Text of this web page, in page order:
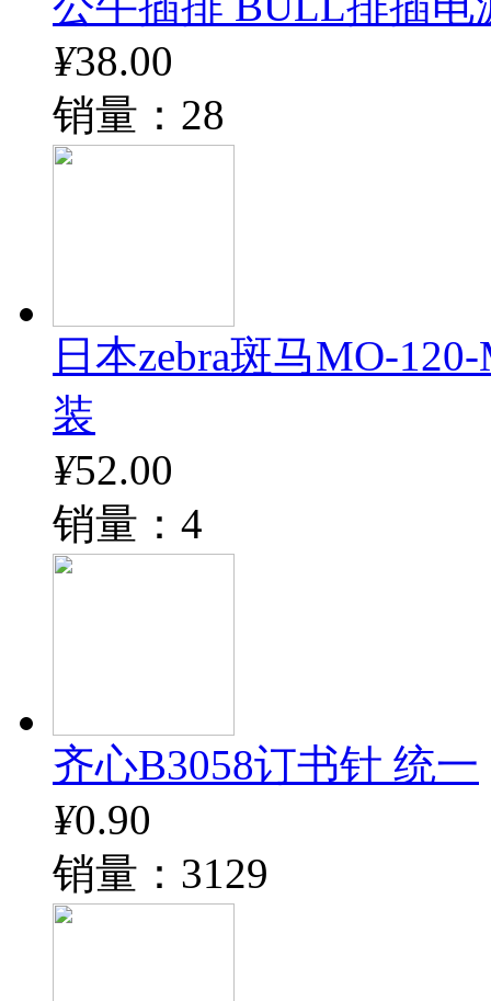
¥38.00
销量：28
日本zebra斑马MO-
装
¥52.00
销量：4
齐心B3058订书针 统一
¥0.90
销量：3129